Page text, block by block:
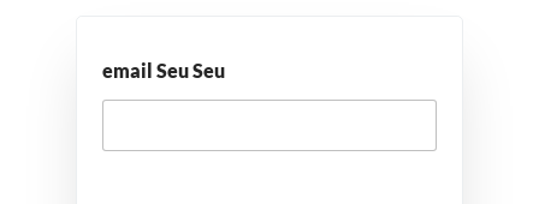
email Seu Seu